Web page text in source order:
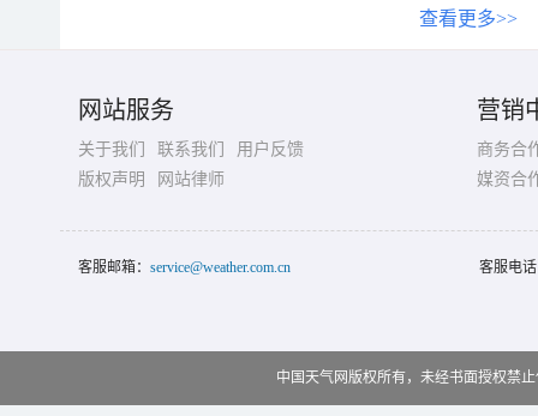
查看更多>>
网站服务
关于我们 联系我们
用户反馈
版权声明
网站律师
营销
商务合
媒资合
客服邮箱： service@weather.com.cn 客服电
中国天气网版权所有，未经书面授权